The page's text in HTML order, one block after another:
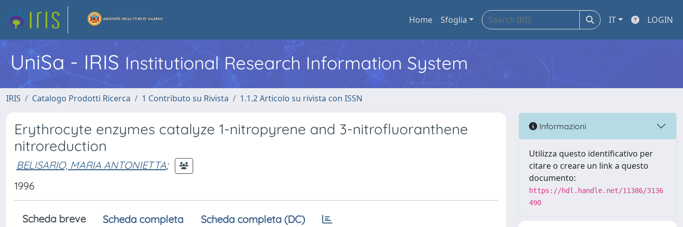
Home Sfoglia IT LOGIN
UniSa - IRIS Institutional Research Information System
IRIS Catalogo Prodotti Ricerca 1 Contributo su Rivista 1.1.2 Articolo su rivista con ISSN
Erythrocyte enzymes catalyze 1-nitropyrene and 3-nitrofluoranthene
nitroreduction
BELISARIO, MARIA ANTONIETTA;
1996
Scheda breve Scheda completa Scheda completa (DC)
Informazioni
Utilizza questo identificativo per
citare o creare un link a questo
documento:
https://hdl.handle.net/11386/3136
490